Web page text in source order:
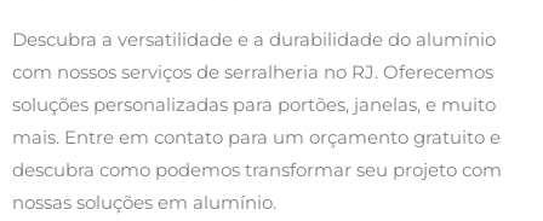
Descubra a versatilidade e a durabilidade do alumínio
com nossos serviços de serralheria no RJ. Oferecemos
soluções personalizadas para portões, janelas, e muito
mais. Entre em contato para um orçamento gratuito e
descubra como podemos transformar seu projeto com
nossas soluções em alumínio.